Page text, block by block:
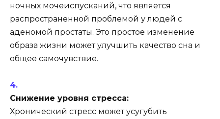
ночных мочеиспусканий, что является
распространенной проблемой у людей с
аденомой простаты. Это простое изменение
образа жизни может улучшить качество сна и
общее самочувствие.
Снижение уровня стресса:
Хронический стресс может усугубить